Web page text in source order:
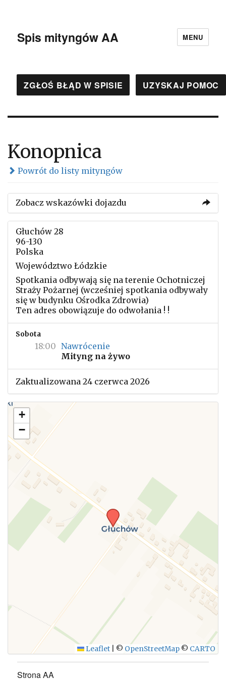
Spis mityngów AA MENU
ZGŁOŚ BŁĄD W SPISIE UZYSKAJ POMOC
Konopnica
Powrót do listy mityngów
Zobacz wskazówki dojazdu
Głuchów 28
96-130
Polska
Województwo Łódzkie
Spotkania odbywają się na terenie Ochotniczej
Straży Pożarnej (wcześniej spotkania odbywały
się w budynku Ośrodka Zdrowia)
Ten adres obowiązuje do odwołania ! !
Sobota
18:00 Nawrócenie
Mityng na żywo
Zaktualizowana 24 czerwca 2026
+
−
Leaflet © OpenStreetMap © CARTO
Strona AA